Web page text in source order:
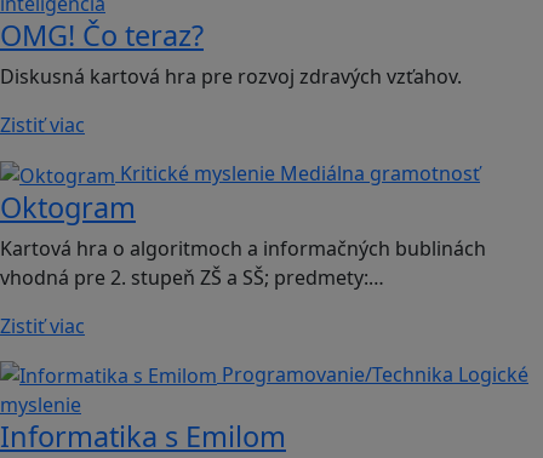
OMG! Čo teraz?
Diskusná kartová hra pre rozvoj zdravých vzťahov.
Zistiť viac
Kritické myslenie Mediálna gramotnosť
Oktogram
Kartová hra o algoritmoch a informačných bublinách
vhodná pre 2. stupeň ZŠ a SŠ; predmety:…
Zistiť viac
Programovanie/Technika Logické
myslenie
Informatika s Emilom